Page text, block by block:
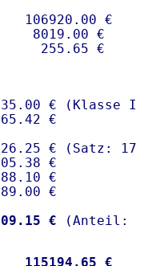
€
8019.00 €
€ (Klasse I)
€
€ (Satz:
€
€
€
€
115194.65 €